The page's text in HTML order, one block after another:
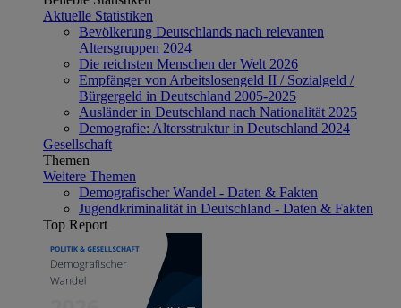
Aktuelle Statistiken
Bevölkerung Deutschlands nach relevanten
Altersgruppen 2024
Die reichsten Menschen der Welt 2026
Empfänger von Arbeitslosengeld II / Sozialgeld /
Bürgergeld in Deutschland 2005-2025
Ausländer in Deutschland nach Nationalität 2025
Demografie: Altersstruktur in Deutschland 2024
Gesellschaft
Themen
Weitere Themen
Demografischer Wandel - Daten & Fakten
Jugendkriminalität in Deutschland - Daten & Fakten
Top Report